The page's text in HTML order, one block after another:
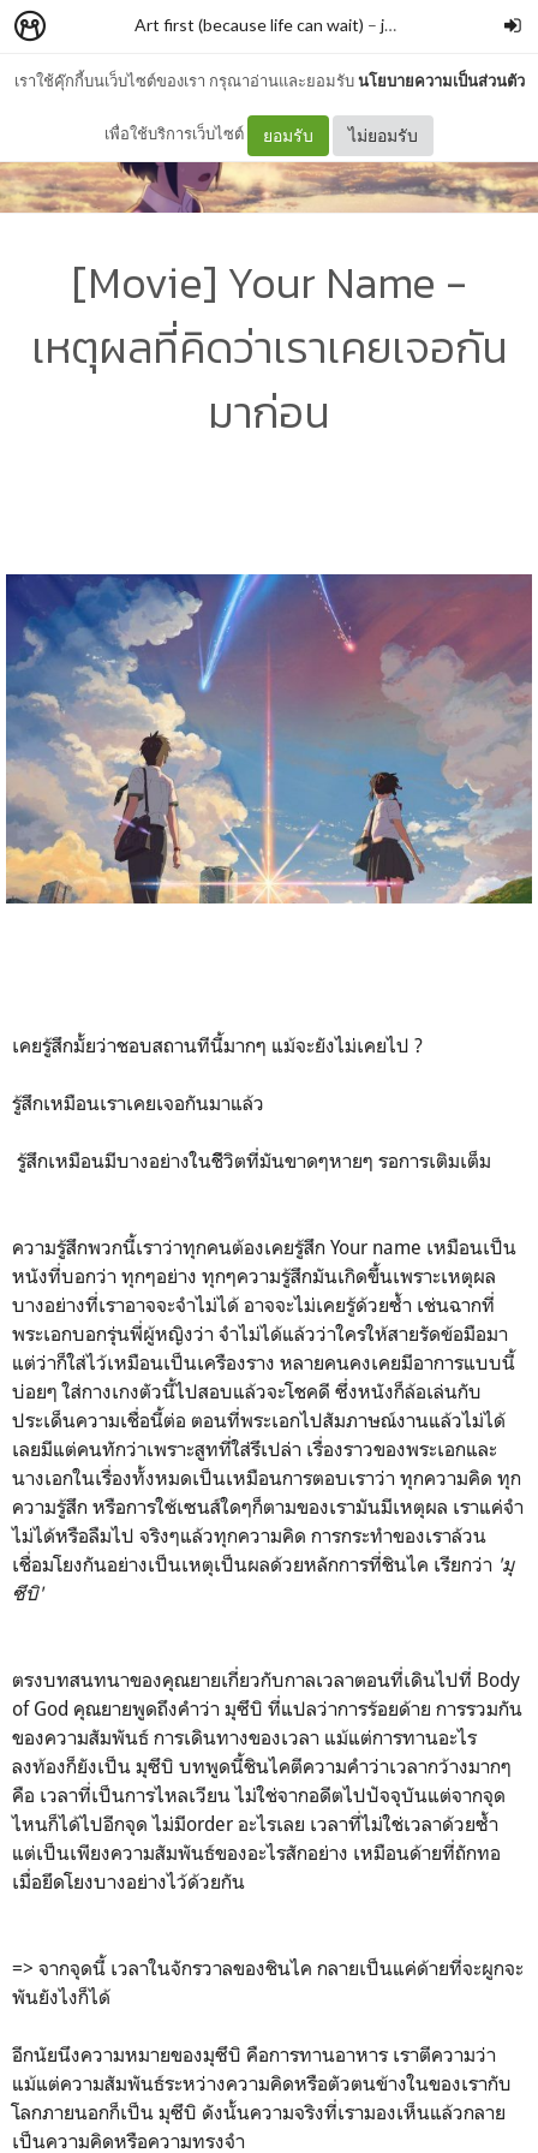
เราใช้คุ๊กกี้บนเว็บไซต์ของเรา กรุณาอ่านและยอมรับนโยบายความเป็นส่วนตัว
เพื่อใช้บริการเว็บไซต์ ยอมรับ ไม่ยอมรับ
Art first (because life can wait) – jchang
[Movie] Your Name -
เหตุผลที่คิดว่าเราเคยเจอกัน
มาก่อน
เคยรู้สึกมั้ยว่าชอบสถานทีนี้มากๆ แม้จะยังไม่เคยไป ?
รู้สึกเหมือนเราเคยเจอกันมาแล้ว
รู้สึกเหมือนมีบางอย่างในชีิวิตที่มันขาดๆหายๆ รอการเติมเต็ม
ความรู้สึกพวกนี้เราว่าทุกคนต้องเคยรู้สึก Your name เหมือนเป็น
หนังที่บอกว่า ทุกๆอย่าง ทุกๆความรู้สึกมันเกิดขึ้นเพราะเหตุผล
บางอย่างที่เราอาจจะจำไม่ได้ อาจจะไม่เคยรู้ด้วยซ้ำ เช่นฉากที่
พระเอกบอกรุ่นพี่ผู้หญิงว่า จำไม่ได้แล้วว่าใครให้สายรัดข้อมือมา
แต่ว่าก็ใส่ไว้เหมือนเป็นเครืองราง หลายคนคงเคยมีอาการแบบนี้
บ่อยๆ ใส่กางเกงตัวนี้ไปสอบแล้วจะโชคดี ซึ่งหนังก็ล้อเล่นกับ
ประเด็นความเชื่อนี้ต่อ ตอนที่พระเอกไปสัมภาษณ์งานแล้วไม่ได้
เลยมีแต่คนทักว่าเพราะสูทที่ใส่รึเปล่า เรื่องราวของพระเอกและ
นางเอกในเรื่องทั้งหมดเป็นเหมือนการตอบเราว่า ทุกความคิด ทุก
ความรู้สึก หรือการใช้เซนส์ใดๆก็ตามของเรามันมีเหตุผล เราแค่จำ
ไม่ได้หรือลืมไป จริงๆแล้วทุกความคิด การกระทำของเราล้วน
เชื่อมโยงกันอย่างเป็นเหตุเป็นผลด้วยหลักการที่ชินไค เรียกว่า 'มุ
ซึบิ'
ตรงบทสนทนาของคุณยายเกี่ยวกับกาลเวลาตอนที่เดินไปที่ Body
of God คุณยายพูดถึงคำว่า มุซึบิ ที่แปลว่าการร้อยด้าย การรวมกัน
ของความสัมพันธ์ การเดินทางของเวลา แม้แต่การทานอะไร
ลงท้องก็ยังเป็น มุซึบิ บทพูดนี้ชินไคตีความคำว่าเวลากว้างมากๆ
คือ เวลาที่เป็นการไหลเวียน ไม่ใช่จากอดีตไปปัจจุบันแต่จากจุด
ไหนก็ได้ไปอีกจุด ไม่มีorder อะไรเลย เวลาที่ไม่ใช่เวลาด้วยซ้ำ
แต่เป็นเพียงความสัมพันธ์ของอะไรสักอย่าง เหมือนด้ายที่ถักทอ
เมื่อยึดโยงบางอย่างไว้ด้วยกัน
=> จากจุดนี้ เวลาในจักรวาลของชินไค กลายเป็นแค่ด้ายที่จะผูกจะ
พันยังไงก็ได้
อีกนัยนึงความหมายของมุซึบิ คือการทานอาหาร เราตีความว่า
แม้แต่ความสัมพันธ์ระหว่างความคิดหรือตัวตนข้างในของเรากับ
โลกภายนอกก็เป็น มุซึบิ ดังนั้นความจริงที่เรามองเห็นแล้วกลาย
เป็นความคิดหรือความทรงจำ